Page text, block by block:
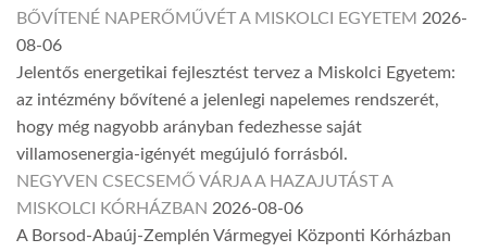
BŐVÍTENÉ NAPERŐMŰVÉT A MISKOLCI EGYETEM 2026-
08-06
Jelentős energetikai fejlesztést tervez a Miskolci Egyetem:
az intézmény bővítené a jelenlegi napelemes rendszerét,
hogy még nagyobb arányban fedezhesse saját
villamosenergia-igényét megújuló forrásból.
NEGYVEN CSECSEMŐ VÁRJA A HAZAJUTÁST A
MISKOLCI KÓRHÁZBAN 2026-08-06
A Borsod-Abaúj-Zemplén Vármegyei Központi Kórházban